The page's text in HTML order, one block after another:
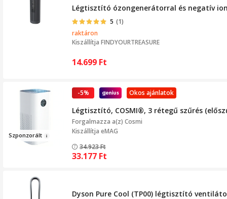
Légtisztító ózongenerátorral és negatív
5 (1)
raktáron
Kiszállítja FINDYOURTREASURE
14.699 Ft
Szponzorált
Okos ajánlatok
-5%
Légtisztító, COSMI®, 3 rétegű szűrés
Forgalmazza a(z) Cosmi
Kiszállítja eMAG
34.923Ft
33.177 Ft
Dyson Pure Cool (TP00) légtisztító